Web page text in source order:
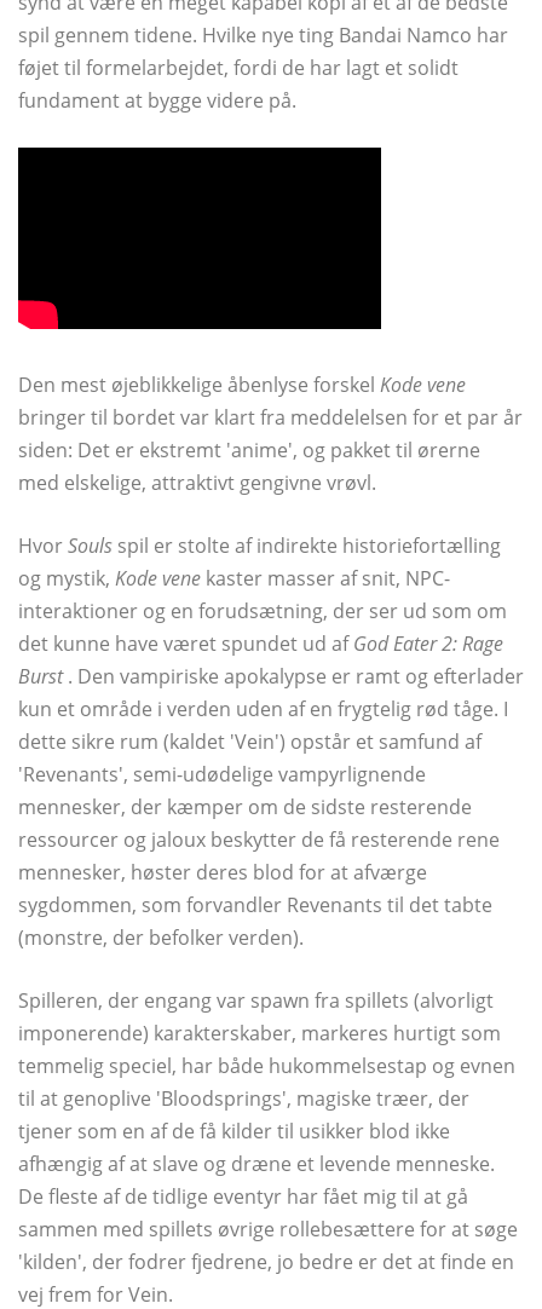
spil gennem tidene. Hvilke nye ting Bandai Namco har
føjet til formelarbejdet, fordi de har lagt et solidt
fundament at bygge videre på.
Den mest øjeblikkelige åbenlyse forskel Kode vene
bringer til bordet var klart fra meddelelsen for et par år
siden: Det er ekstremt 'anime', og pakket til ørerne
med elskelige, attraktivt gengivne vrøvl.
HvorSouls spil er stolte af indirekte historiefortælling
og mystik, Kode vene kaster masser af snit, NPC-
interaktioner og en forudsætning, der ser ud som om
det kunne have været spundet ud afGod Eater 2: Rage
Burst. Den vampiriske apokalypse er ramt og efterlader
kun et område i verden uden af ​​en frygtelig rød tåge. I
dette sikre rum (kaldet 'Vein') opstår et samfund af
'Revenants', semi-udødelige vampyrlignende
mennesker, der kæmper om de sidste resterende
ressourcer og jaloux beskytter de få resterende rene
mennesker, høster deres blod for at afværge
sygdommen, som forvandler Revenants til det tabte
(monstre, der befolker verden).
Spilleren, der engang var spawn fra spillets (alvorligt
imponerende) karakterskaber, markeres hurtigt som
temmelig speciel, har både hukommelsestap og evnen
til at genoplive 'Bloodsprings', magiske træer, der
tjener som en af ​​de få kilder til usikker blod ikke
afhængig af at slave og dræne et levende menneske.
De fleste af de tidlige eventyr har fået mig til at gå
sammen med spillets øvrige rollebesættere for at søge
'kilden', der fodrer fjedrene, jo bedre er det at finde en
vej frem for Vein.